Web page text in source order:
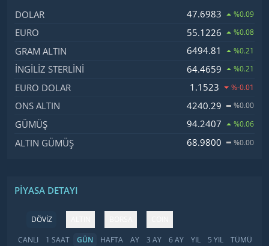
İsim, Kod
DOLAR 47.6983 %0.09
EURO 55.1226 %0.08
GRAM ALTIN 6494.81 %0.21
İNGILIZ STERLINI 64.4659 %0.21
EURO DOLAR 1.1523 %-0.01
ONS ALTIN 4240.29 %0.00
GÜMÜŞ 94.2407 %0.06
ALTIN GÜMÜŞ 68.9800 %0.00
PIYASA DETAYI
DÖVİZ
CANLI
1 SAAT GÜN HAFTA AY 3 AY 6 AY YIL 5 YIL TÜMÜ